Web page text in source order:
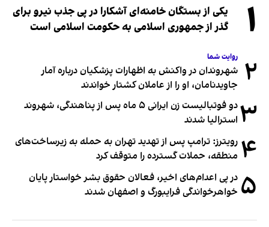
۱
یکی از بستگان خامنه‌ای آشکارا در پی جذب نیرو برای
گذر از جمهوری اسلامی به حکومت اسلامی است
۲ روایت شما
شهروندان در واکنش به اظهارات پزشکیان درباره آمار
جاویدنامان، او را از عاملان کشتار خواندند
۳
دو فوتبالیست زن ایرانی ۵ ماه پس از پناهندگی، شهروند
استرالیا شدند
۴ رویترز: ترامپ پس از تهدید تهران به حمله به زیرساخت‌های
منطقه، حملات گسترده را متوقف کرد
۵ در پی اعدام‌های اخیر، فعالان حقوق بشر خواستار پایان
خواهرخواندگی فرایبورگ و اصفهان شدند